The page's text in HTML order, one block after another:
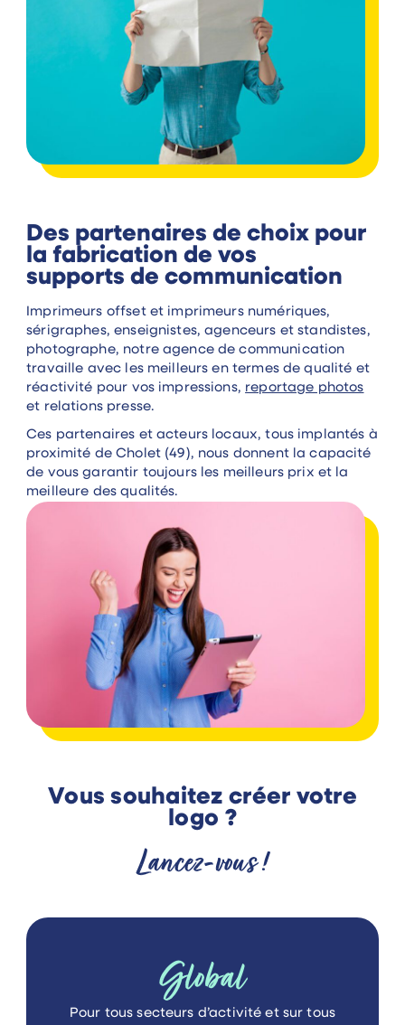
Des partenaires de choix pour
la fabrication de vos
supports de communication
Imprimeurs offset et imprimeurs numériques,
sérigraphes, enseignistes, agenceurs et standistes,
photographe, notre agence de communication
travaille avec les meilleurs en termes de qualité et
réactivité pour vos impressions, reportage photos
et relations presse.
Ces partenaires et acteurs locaux, tous implantés à
proximité de Cholet (49), nous donnent la capacité
de vous garantir toujours les meilleurs prix et la
meilleure des qualités.
Vous souhaitez créer votre
logo ?
Lancez-vous !
Global
Pour tous secteurs d’activitéet sur tous